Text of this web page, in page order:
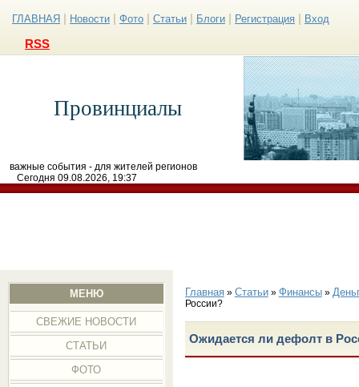
ГЛАВНАЯ Новости Фото Статьи Блоги Регистрация Вход
RSS
Провинциалы
важные события - для жителей регионов
Сегодня 09.08.2026, 19:37
МЕНЮ
СВЕЖИЕ НОВОСТИ
СТАТЬИ
ФОТО
Главная» Статьи» Финансы»
России?
Ожидается ли дефолт в